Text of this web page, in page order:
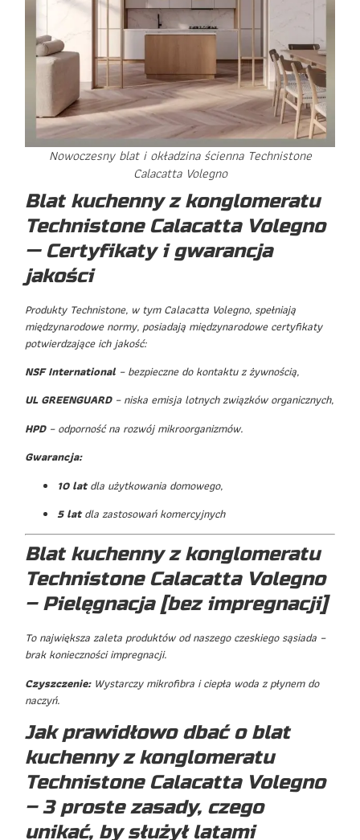
Nowoczesny blat i okładzina ścienna Technistone
Calacatta Volegno
Blat kuchenny z konglomeratu
Technistone Calacatta Volegno
— Certyfikaty i gwarancja
jakości
Produkty Technistone, w tym Calacatta Volegno, spełniają
międzynarodowe normy, posiadają międzynarodowe certyfikaty
potwierdzające ich jakość:
NSF International – bezpieczne do kontaktu z żywnością,
UL GREENGUARD– niska emisja lotnych związków organicznych,
HPD– odporność na rozwój mikroorganizmów.
Gwarancja:
10 latdla użytkowania domowego,
5 latdla zastosowań komercyjnych
Blat kuchenny z konglomeratu
Technistone Calacatta Volegno
– Pielęgnacja [bez impregnacji]
To największa zaleta produktów od naszego czeskiego sąsiada –
brak konieczności impregnacji.
Czyszczenie:Wystarczy mikrofibra i ciepła woda z płynem do
naczyń.
Jak prawidłowo dbać o blat
kuchenny z konglomeratu
Technistone Calacatta Volegno
– 3 proste zasady, czego
unikać, by służył latami